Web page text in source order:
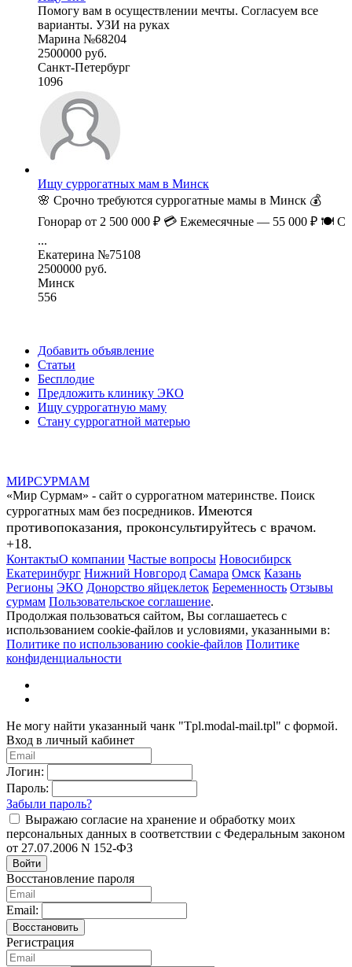
Помогу вам в осуществлении мечты. Согласуем все
варианты. УЗИ на руках
Марина №68204
2500000 руб.
Санкт-Петербург
1096
Ищу суррогатных мам в Минск
🌸 Срочно требуются суррогатные мамы в Минск 💰
Гонорар от 2 500 000 ₽ 💳 Ежемесячные — 55 000 ₽ 🍽 С
...
Екатерина №75108
2500000 руб.
Минск
556
Добавить объявление
Статьи
Бесплодие
Предложить клинику ЭКО
Ищу суррогатную маму
Стану суррогатной матерью
МИРСУРМАМ
«Мир Сурмам» - сайт о суррогатном материнстве. Поиск
суррогатных мам без посредников. Имеются
противопоказания, проконсультируйтесь с врачом.
+18.
КонтактыО компании Частые вопросы Новосибирск
Екатеринбург Нижний Новгород Самара Омск Казань
Регионы ЭКО Донорство яйцеклеток Беременность Отзывы
сурмам Пользовательское соглашение.
Продолжая пользоваться сайтом, Вы соглашаетесь с
использованием cookie-файлов и условиями, указанными в:
Политике по использованию cookie-файлов Политике
конфиденциальности
Не могу найти указанный чанк "Tpl.modal-mail.tpl" с формой.
Вход в личный кабинет
Логин:
Пароль:
Забыли пароль?
Выражаю согласие на хранение и обработку моих
персональных данных в соответствии с Федеральным законом
от 27.07.2006 N 152-ФЗ
Войти
Восстановление пароля
Email:
Восстановить
Регистрация